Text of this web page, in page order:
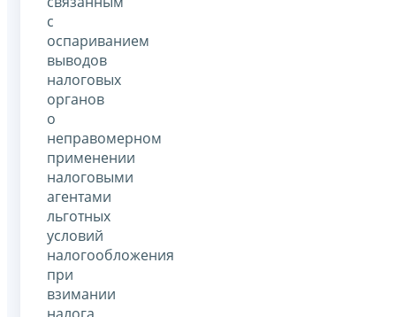
с
оспариванием
выводов
налоговых
органов
о
неправомерном
применении
налоговыми
агентами
льготных
условий
налогообложения
при
взимании